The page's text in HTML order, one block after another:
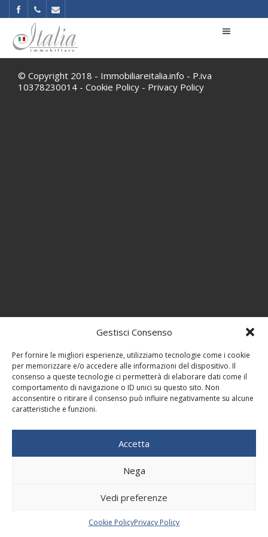
Gestisci Consenso
Per fornire le migliori esperienze, utilizziamo tecnologie come i cookie
per memorizzare e/o accedere alle informazioni del dispositivo. Il
consenso a queste tecnologie ci permetterà di elaborare dati come il
comportamento di navigazione o ID unici su questo sito. Non
acconsentire o ritirare il consenso può influire negativamente su alcune
caratteristiche e funzioni.
Accetta
Nega
Vedi preferenze
Cookie PolicyPrivacy Policy
© Copyright 2018 - Immobiliareitalia.info - P.iva
10378230014 - Cookie Policy - Privacy Policy